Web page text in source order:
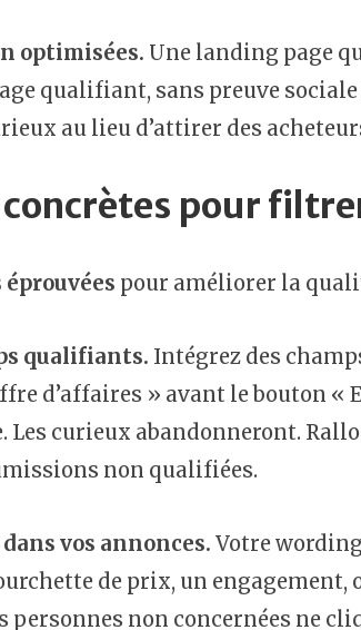
optimisées. Une landing page
qualifiant, sans preuve
au lieu d’attirer des
concrètes pour
pour améliorer la
qualifiants. Intégrez des
d’affaires » avant le bouton
Les curieux abandonneront.
non qualifiées.
vos annonces. Votre
de prix, un
personnes non concernées ne